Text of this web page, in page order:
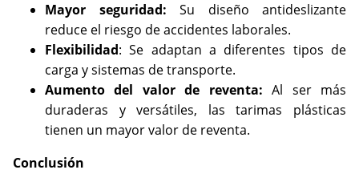
Mayor seguridad: Su diseño antideslizante
reduce el riesgo de accidentes laborales.
Flexibilidad: Se adaptan a diferentes tipos de
carga y sistemas de transporte.
Aumento del valor de reventa:Al ser más
duraderas y versátiles, las tarimas plásticas
tienen un mayor valor de reventa.
Conclusión